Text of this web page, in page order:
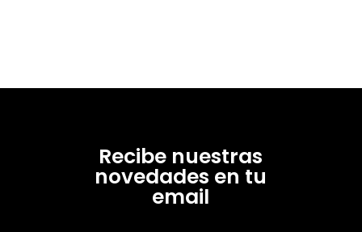
Recibe nuestras
novedades en tu
email